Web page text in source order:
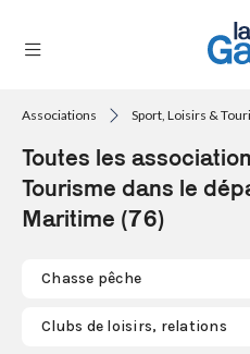
RÉGIONS
FORMATS
TENDANCES
SERVICES
Associations Sport, Loisirs &
Toutes les
Tourisme dans le
Maritime (76)
Chasse pêche
Clubs de loisirs, relations